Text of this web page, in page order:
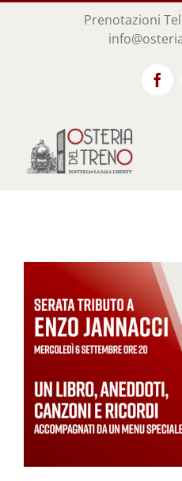
Prenotazioni
immagine